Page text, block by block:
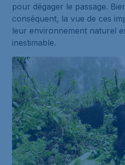
pour dégager le passage.
conséquent, la vue de ces
leur environnement naturel
inestimable.